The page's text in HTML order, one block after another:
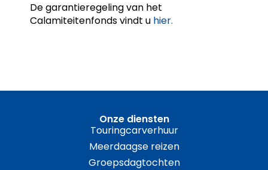
De garantieregeling van het
Calamiteitenfonds vindt u hier.
Onze diensten
Touringcarverhuur
Meerdaagse reizen
Groepsdagtochten